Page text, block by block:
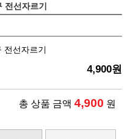
선자르기
전선자르기
4,900원
총 상품 금액 4,900 원